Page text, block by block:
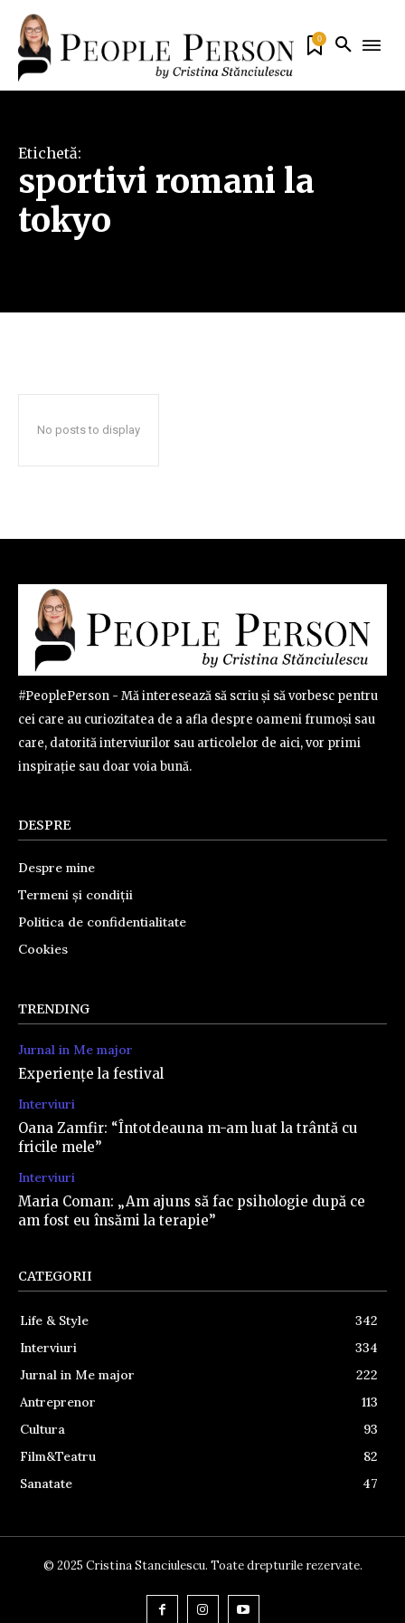
0
Etichetă:
sportivi romani la
tokyo
No posts to display
#PeoplePerson - Mă interesează să scriu și să vorbesc pentru
cei care au curiozitatea de a afla despre oameni frumoși sau
care, datorită interviurilor sau articolelor de aici, vor primi
inspirație sau doar voia bună.
DESPRE
Despre mine
Termeni și condiții
Politica de confidentialitate
Cookies
TRENDING
Jurnal in Me major
Experiențe la festival
Interviuri
Oana Zamfir: “Întotdeauna m-am luat la trântă cu
fricile mele”
Interviuri
Maria Coman: „Am ajuns să fac psihologie după ce
am fost eu însămi la terapie”
CATEGORII
Life & Style
342
Interviuri
334
Jurnal in Me major
222
Antreprenor
113
Cultura
93
Film&Teatru
82
Sanatate
47
© 2025 Cristina Stanciulescu. Toate drepturile rezervate.